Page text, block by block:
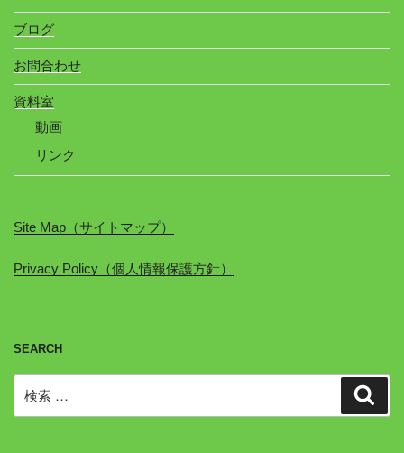
ブログ
お問合わせ
資料室
動画
リンク
Site Map（サイトマップ）
Privacy Policy（個人情報保護方針）
SEARCH
索: